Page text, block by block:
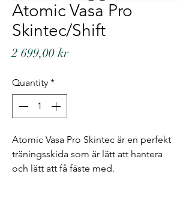
Atomic Vasa Pro
Skintec/Shift
2 699,00 krPrice
Quantity *
Atomic Vasa Pro Skintec är en perfekt
träningsskida som är lätt att hantera
och lätt att få fäste med.